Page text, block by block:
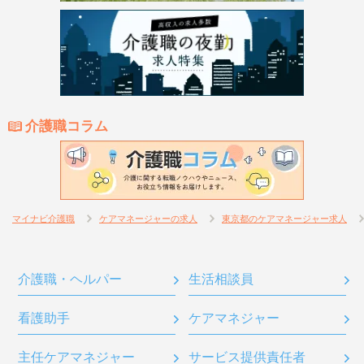
介護職コラム
マイナビ介護職 ケアマネージャーの求人 東京都のケアマネージャー求人
介護職・ヘルパー 生活相談員
看護助手 ケアマネジャー
主任ケアマネジャー サービス提供責任者